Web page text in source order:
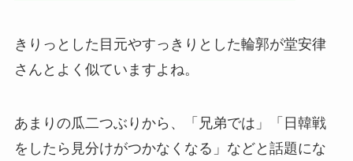
きりっとした目元やすっきりとした輪郭が堂安律
さんとよく似ていますよね。
あまりの瓜二つぶりから、「兄弟では」「日韓戦
をしたら見分けがつかなくなる」などと話題にな